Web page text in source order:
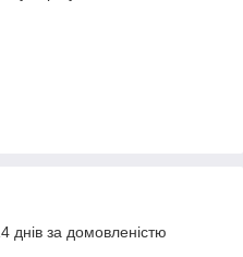
днів за домовленістю